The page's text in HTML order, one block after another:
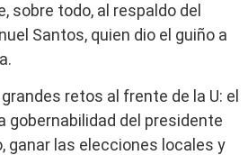
sobre todo, al respaldo del
Santos, quien dio el guiño a
retos al frente de la U: el
gobernabilidad del presidente
ganar las elecciones locales y